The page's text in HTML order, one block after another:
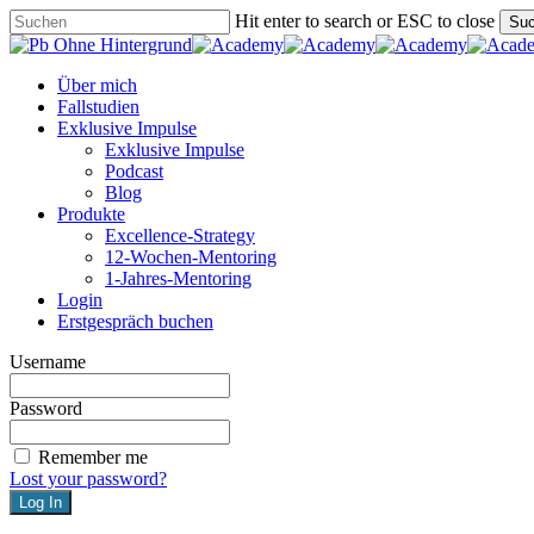
Skip
to
content
Hit enter to search or ESC to close
Close
Menu
Über mich
Fallstudien
Exklusive Impulse
Exklusive Impulse
Podcast
Blog
Produkte
Excellence-Strategy
12-Wochen-Mentoring
1-Jahres-Mentoring
Login
Erstgespräch buchen
Username
Password
Remember me
Lost your password?